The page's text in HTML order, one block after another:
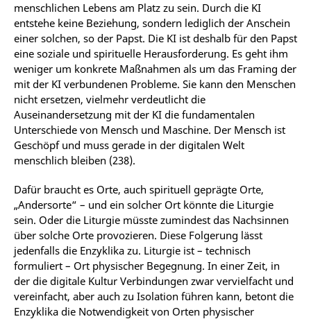
menschlichen Lebens am Platz zu sein. Durch die KI
entstehe keine Beziehung, sondern lediglich der Anschein
einer solchen, so der Papst. Die KI ist deshalb für den Papst
eine soziale und spirituelle Herausforderung. Es geht ihm
weniger um konkrete Maßnahmen als um das Framing der
mit der KI verbundenen Probleme. Sie kann den Menschen
nicht ersetzen, vielmehr verdeutlicht die
Auseinandersetzung mit der KI die fundamentalen
Unterschiede von Mensch und Maschine. Der Mensch ist
Geschöpf und muss gerade in der digitalen Welt
menschlich bleiben (238).
Dafür braucht es Orte, auch spirituell geprägte Orte,
„Andersorte“ – und ein solcher Ort könnte die Liturgie
sein. Oder die Liturgie müsste zumindest das Nachsinnen
über solche Orte provozieren. Diese Folgerung lässt
jedenfalls die Enzyklika zu. Liturgie ist – technisch
formuliert – Ort physischer Begegnung. In einer Zeit, in
der die digitale Kultur Verbindungen zwar vervielfacht und
vereinfacht, aber auch zu Isolation führen kann, betont die
Enzyklika die Notwendigkeit von Orten physischer